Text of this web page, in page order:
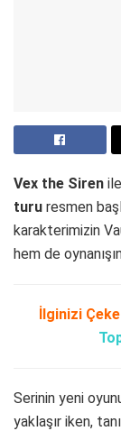
Vex the Siren ile
turu resmen
karakterimizin
hem de
İlginizi
Serinin yeni
yaklaşır iken,